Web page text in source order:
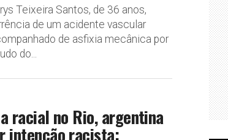
Teixeira Santos, de 36 anos,
de um acidente vascular
de asfixia mecânica por
do...
racial no Rio, argentina
intenção racista: